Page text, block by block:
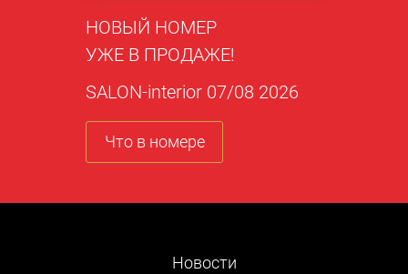
НОВЫЙ НОМЕР
УЖЕ В ПРОДАЖЕ!
SALON-interior 07/08 2026
Что в номере
Новости